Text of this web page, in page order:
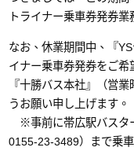
トライナー乗車券発券
なお、休業期間中、『
イナー乗車券発券をご希
『十勝バス本社』（営
うお願い申し上げます。
※事前に帯広駅バスタ
0155-23-3489）まで乗